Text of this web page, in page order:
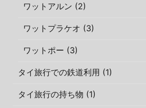
ワットアルン (2)
ワットプラケオ (3)
ワットポー (3)
タイ旅行での鉄道利用 (1)
タイ旅行の持ち物 (1)